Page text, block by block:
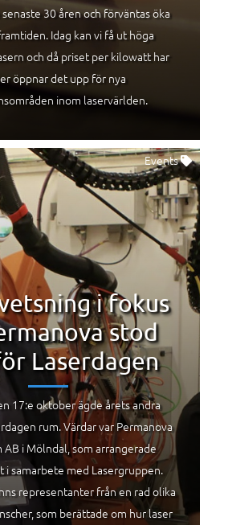
30 åren och förväntas öka
Idag kan vi få ut höga
och då priset per kilowatt har
öppnar det upp för nya
inom laservärlden.
Events
i fokus
stod
Laserdagen
17:e oktober ägde årets andra
rum. Värdar var Permanova
AB i Mölndal, som arrangerade
i samarbete med Lasergruppen.
representanter från en rad olika
som berättade om hur laser